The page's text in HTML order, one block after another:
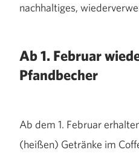
nachhaltiges,
Ab 1. Februar
Pfandbecher
Ab dem 1. Februar
(heißen) Getränke im